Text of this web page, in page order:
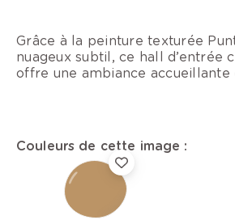
Grâce à la peinture texturée
nuageux subtil, ce hall d’entrée
offre une ambiance accueillante
Couleurs de cette image :